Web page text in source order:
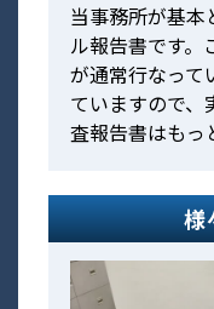
当事務所が基
ル報告書です。
が通常行なって
ていますので、
査報告書はもっ
様